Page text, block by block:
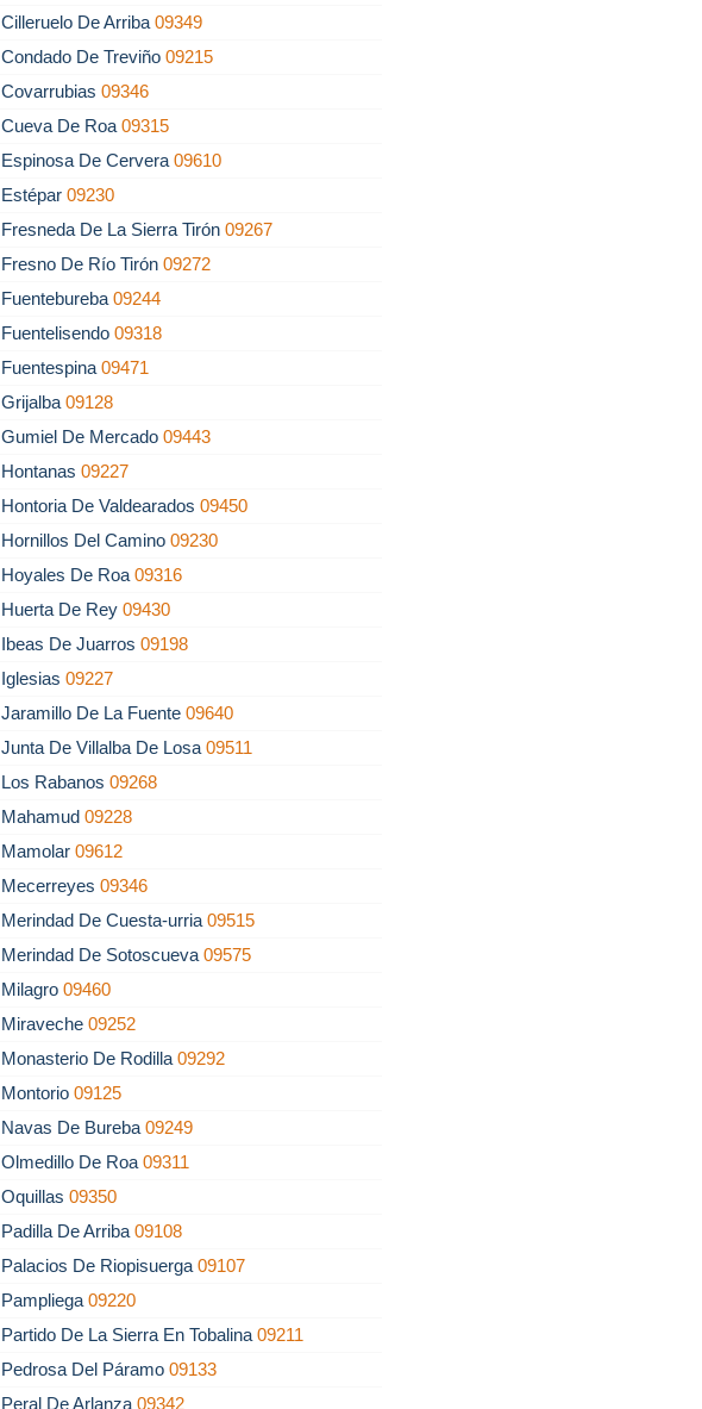
Cilleruelo De Arriba09349
Condado De Treviño09215
Covarrubias09346
Cueva De Roa09315
Espinosa De Cervera09610
Estépar09230
Fresneda De La Sierra Tirón09267
Fresno De Río Tirón09272
Fuentebureba09244
Fuentelisendo09318
Fuentespina09471
Grijalba09128
Gumiel De Mercado09443
Hontanas09227
Hontoria De Valdearados09450
Hornillos Del Camino09230
Hoyales De Roa09316
Huerta De Rey09430
Ibeas De Juarros09198
Iglesias09227
Jaramillo De La Fuente09640
Junta De Villalba De Losa09511
Los Rabanos09268
Mahamud09228
Mamolar09612
Mecerreyes09346
Merindad De Cuesta-urria09515
Merindad De Sotoscueva09575
Milagro09460
Miraveche09252
Monasterio De Rodilla09292
Montorio09125
Navas De Bureba09249
Olmedillo De Roa09311
Oquillas09350
Padilla De Arriba09108
Palacios De Riopisuerga09107
Pampliega09220
Partido De La Sierra En Tobalina09211
Pedrosa Del Páramo09133
Peral De Arlanza09342